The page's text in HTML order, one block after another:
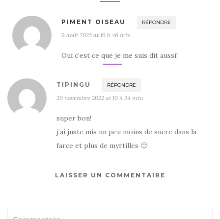
PIMENT OISEAU RÉPONDRE
9 août 2022 at 16 h 46 min
Oui c’est ce que je me suis dit aussi!
TIPINGU RÉPONDRE
20 novembre 2022 at 10 h 34 min
super bon!
j’ai juste mis un peu moins de sucre dans la
farce et plus de myrtilles 🙂
LAISSER UN COMMENTAIRE